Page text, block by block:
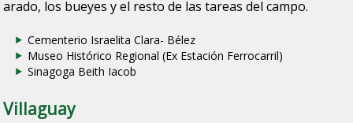
arado, los bueyes y el resto de las tareas del campo.
Cementerio Israelita Clara- Bélez
Museo Histórico Regional (Ex Estación Ferrocarril)
Sinagoga Beith Iacob
Villaguay